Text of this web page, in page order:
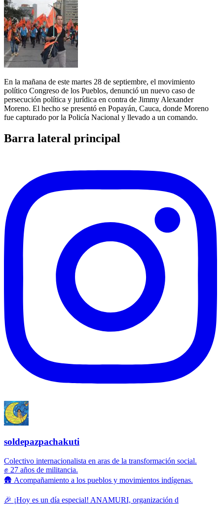
En la mañana de este martes 28 de septiembre, el movimiento
político Congreso de los Pueblos, denunció un nuevo caso de
persecución política y jurídica en contra de Jimmy Alexander
Moreno. El hecho se presentó en Popayán, Cauca, donde Moreno
fue capturado por la Policía Nacional y llevado a un comando.
Barra lateral principal
soldepazpachakuti
Colectivo internacionalista en aras de la transformación social.
✊ 27 años de militancia.
🛖 Acompañamiento a los pueblos y movimientos indígenas.
🎉 ¡Hoy es un día especial! ANAMURI, organización d